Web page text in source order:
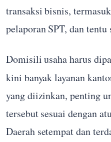
transaksi bisnis,
pelaporan SPT, dan
Domisili usaha harus
kini banyak layanan
yang diizinkan, penting
tersebut sesuai dengan
Daerah setempat dan